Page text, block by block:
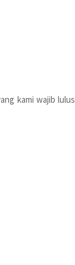
kami wajib lulus